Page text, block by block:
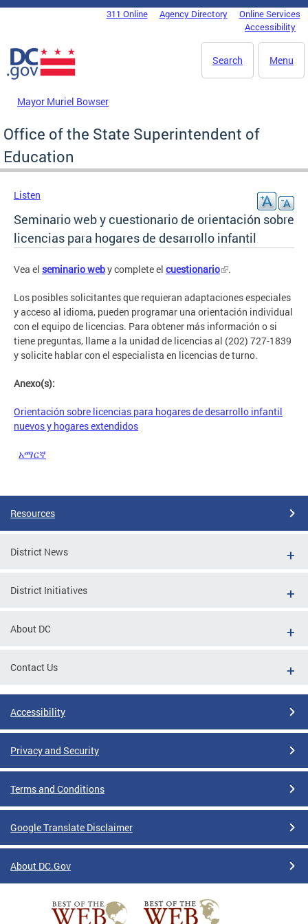
Skip to main content
DC Agency Top Menu311 Online Agency Directory
Online Services
Accessibility
Menu
Search
Mayor Muriel Bowser
Office of the State Superintendent of
Education
Listen
Seminario web y cuestionario de orientación sobre
licencias para hogares de desarrollo infantil
Vea el seminario weby complete el cuestionario .
Los posibles solicitantes que requieran adaptaciones especiales
y acceso al idioma, pueden programar una orientación individual
con el equipo de licencias. Para obtener más información o si
tiene preguntas, llame a la unidad de licencias al (202) 727-1839
y solicite hablar con el especialista en licencias de turno.
Anexo(s):
Orientación sobre licencias para hogares de desarrollo infantil
nuevos y hogares extendidos
አማርኛ
Resources
District News
District Initiatives
About DC
Contact Us
Accessibility
Privacy and Security
Terms and Conditions
Google Translate Disclaimer
About DC.Gov